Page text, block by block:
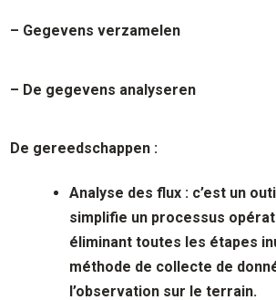
– Gegevens verzamelen
– De gegevens analyseren
De gereedschappen :
Analyse des flux : c’est un
simplifie un processus
éliminant toutes les étapes
méthode de collecte de
l’observation sur le terrain.